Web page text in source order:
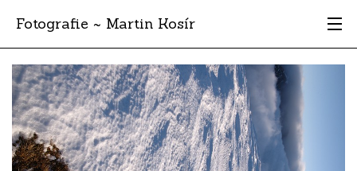
Fotografie ~ Martin Kosír
Moje obľúbené
Albumy
Miesta